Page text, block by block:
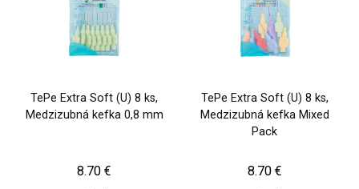
TePe Extra Soft (U) 8 ks,
Medzizubná kefka 0,8 mm
8.70 €
TePe Extra Soft (U) 8 ks,
Medzizubná kefka Mixed
Pack
8.70 €